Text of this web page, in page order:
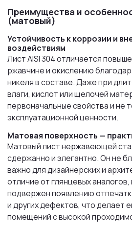
Преимущества и
(матовый)
Устойчивость к коррозии и
воздействиям
Лист AISI 304 отличается
ржавчине и окислению
никеля в составе. Даже при
влаги, кислот или щелочей
первоначальные свойства и не
эксплуатационной ценности.
Матовая поверхность —
Матовый лист нержавеющей
сдержанно и элегантно. Он не
важно для дизайнерских и
отличие от глянцевых
подвержен появлению
и других дефектов, что делает
помещений с высокой